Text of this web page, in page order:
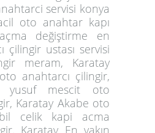
servisi konya
oto anahtar kapı
değiştirme en
çilingir ustası servisi
meram, Karatay
anahtarcı çilingir,
yusuf mescit oto
Karatay Akabe oto
celik kapi acma